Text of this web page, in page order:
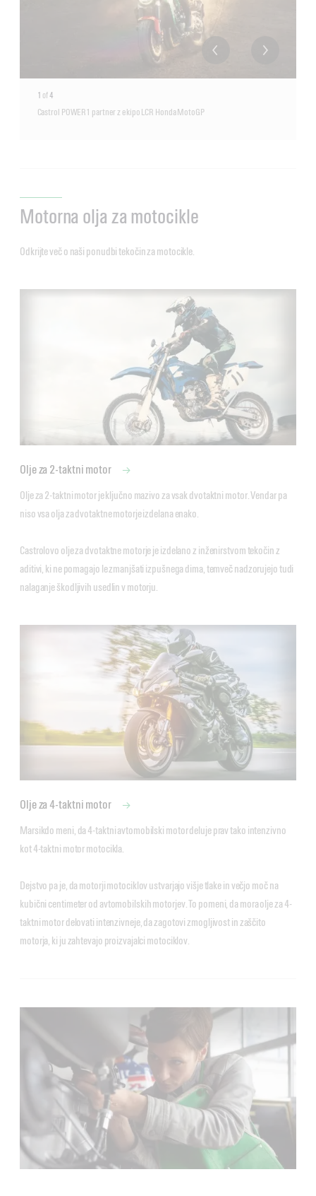
1 of4
Castrol POWER1 partner z ekipo LCR Honda MotoGP
Motorna olja za motocikle
Odkrijte več o naši ponudbi tekočin za motocikle.
Olje za 2-taktni motor
Olje za 2-taktni motor je ključno mazivo za vsak dvotaktni motor. Vendar pa
niso vsa olja za dvotaktne motorje izdelana enako.
Castrolovo olje za dvotaktne motorje je izdelano z inženirstvom tekočin z
aditivi, ki ne pomagajo le zmanjšati izpušnega dima, temveč nadzorujejo tudi
nalaganje škodljivih usedlin v motorju.
Olje za 4-taktni motor
Marsikdo meni, da 4-taktni avtomobilski motor deluje prav tako intenzivno
kot 4-taktni motor motocikla.
Dejstvo pa je, da motorji motociklov ustvarjajo višje tlake in večjo moč na
kubični centimeter od avtomobilskih motorjev. To pomeni, da mora olje za 4-
taktni motor delovati intenzivneje, da zagotovi zmogljivost in zaščito
motorja, ki ju zahtevajo proizvajalci motociklov.